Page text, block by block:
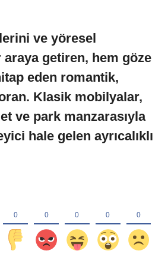
ve yöresel
getiren, hem göze
eden romantik,
Klasik mobilyalar,
ve park manzarasıyla
hale gelen ayrıcalıklı